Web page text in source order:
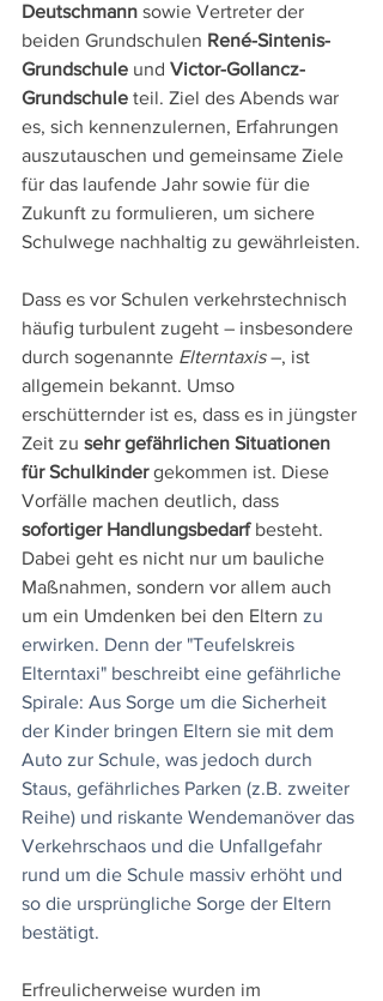
Deutschmann sowie Vertreter der
beiden Grundschulen René-Sintenis-
Grundschule und Victor-Gollancz-
Grundschule teil. Ziel des Abends war
es, sich kennenzulernen, Erfahrungen
auszutauschen und gemeinsame Ziele
für das laufende Jahr sowie für die
Zukunft zu formulieren, um sichere
Schulwege nachhaltig zu gewährleisten.
Dass es vor Schulen verkehrstechnisch
häufig turbulent zugeht – insbesondere
durch sogenannte Elterntaxis –, ist
allgemein bekannt. Umso
erschütternder ist es, dass es in jüngster
Zeit zu sehr gefährlichen Situationen
für Schulkinder gekommen ist. Diese
Vorfälle machen deutlich, dass
sofortiger Handlungsbedarf besteht.
Dabei geht es nicht nur um bauliche
Maßnahmen, sondern vor allem auch
um ein Umdenken bei den Eltern zu
erwirken. Denn der "Teufelskreis
Elterntaxi" beschreibt eine gefährliche
Spirale: Aus Sorge um die Sicherheit
der Kinder bringen Eltern sie mit dem
Auto zur Schule, was jedoch durch
Staus, gefährliches Parken (z.B. zweiter
Reihe) und riskante Wendemanöver das
Verkehrschaos und die Unfallgefahr
rund um die Schule massiv erhöht und
so die ursprüngliche Sorge der Eltern
bestätigt.
Erfreulicherweise wurden im